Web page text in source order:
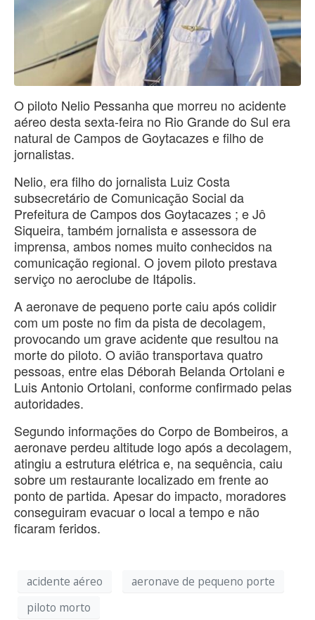
O piloto Nelio Pessanha que morreu no acidente
aéreo desta sexta-feira no Rio Grande do Sul era
natural de Campos de Goytacazes e filho de
jornalistas.
Nelio, era filho do jornalista Luiz Costa
subsecretário de Comunicação Social da
Prefeitura de Campos dos Goytacazes ; e Jô
Siqueira, também jornalista e assessora de
imprensa, ambos nomes muito conhecidos na
comunicação regional. O jovem piloto prestava
serviço no aeroclube de Itápolis.
A aeronave de pequeno porte caiu após colidir
com um poste no fim da pista de decolagem,
provocando um grave acidente que resultou na
morte do piloto. O avião transportava quatro
pessoas, entre elas Déborah Belanda Ortolani e
Luis Antonio Ortolani, conforme confirmado pelas
autoridades.
Segundo informações do Corpo de Bombeiros, a
aeronave perdeu altitude logo após a decolagem,
atingiu a estrutura elétrica e, na sequência, caiu
sobre um restaurante localizado em frente ao
ponto de partida. Apesar do impacto, moradores
conseguiram evacuar o local a tempo e não
ficaram feridos.
acidente aéreo
aeronave de pequeno porte
piloto morto